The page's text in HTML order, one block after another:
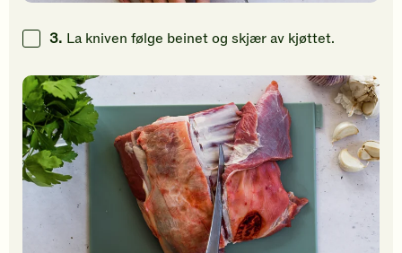
3. La kniven følge beinet og skjær av kjøttet.